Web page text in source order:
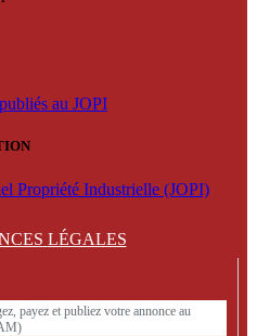
au JOPI
Propriété Industrielle (JOPI)
LÉGALES
payez et publiez votre annonce au